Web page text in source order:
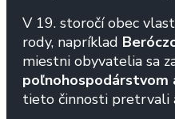
V 19. storočí obec
rody, napríklad
miestni obyvatelia sa
poľnohospodárstvom
tieto činnosti pretrvali